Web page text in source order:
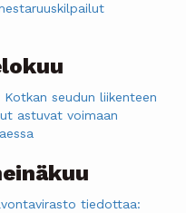
seudun liikenteen
astuvat voimaan
tiedottaa: